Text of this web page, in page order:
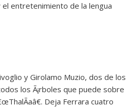
entretenimiento de la lengua
y Girolamo Muzio, dos de los
los Ã¡rboles que puede sobre
Deja Ferrara cuatro